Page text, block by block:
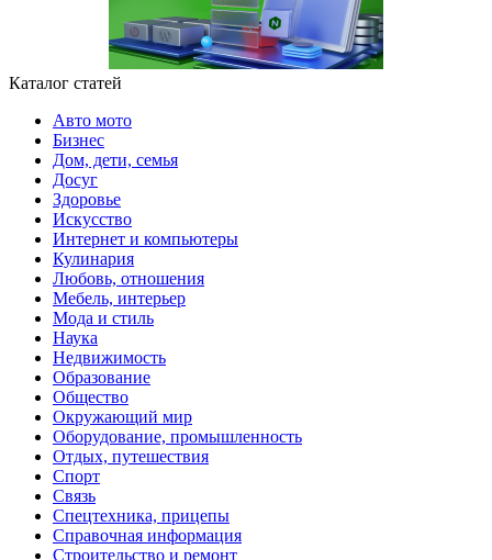
Каталог статей
Авто мото
Бизнес
Дом, дети, семья
Досуг
Здоровье
Искусство
Интернет и компьютеры
Кулинария
Любовь, отношения
Мебель, интерьер
Мода и стиль
Наука
Недвижимость
Образование
Общество
Окружающий мир
Оборудование, промышленность
Отдых, путешествия
Спорт
Связь
Спецтехника, прицепы
Справочная информация
Строительство и ремонт